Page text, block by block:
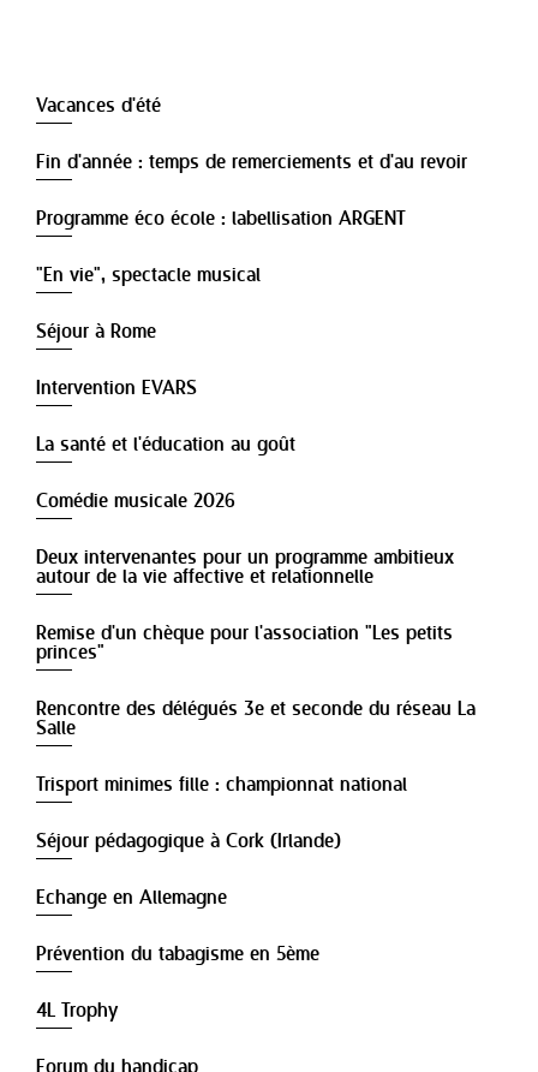
Vacances d'été
Fin d'année : temps de remerciements et d'au revoir
Programme éco école : labellisation ARGENT
"En vie", spectacle musical
Séjour à Rome
Intervention EVARS
La santé et l'éducation au goût
Comédie musicale 2026
Deux intervenantes pour un programme ambitieux
autour de la vie affective et relationnelle
Remise d'un chèque pour l'association "Les petits
princes"
Rencontre des délégués 3e et seconde du réseau La
Salle
Trisport minimes fille : championnat national
Séjour pédagogique à Cork (Irlande)
Echange en Allemagne
Prévention du tabagisme en 5ème
4L Trophy